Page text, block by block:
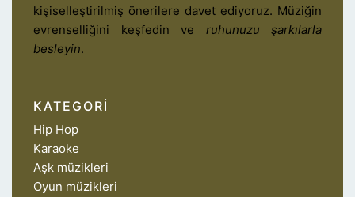
kişiselleştirilmiş önerilere davet ediyoruz. Müziğin
evrenselliğini keşfedin ve ruhunuzu şarkılarla
besleyin.
KATEGORI
Hip Hop
Karaoke
Aşk müzikleri
Oyun müzikleri